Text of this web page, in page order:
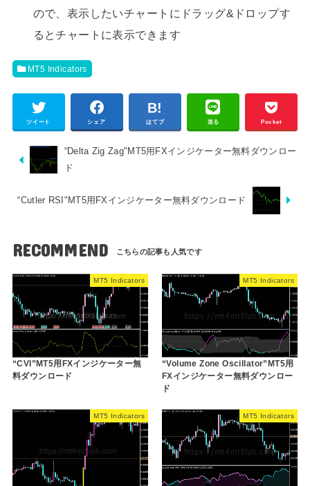
ので、表示したいチャートにドラッグ&ドロップす
るとチャートに表示できます
MT5 Indicators
ツイート シェア はてブ 送る Pocket
“Delta Zig Zag"MT5用FXインジケーター無料ダウンロー
ド
“Cutler RSI"MT5用FXインジケーター無料ダウンロード
RECOMMEND
MT5 Indicators
“CVI”MT5用FXインジケーター無
料ダウンロード
MT5 Indicators
“Volume Zone Oscillator”MT5用
FXインジケーター無料ダウンロー
ド
MT5 Indicators MT5 Indicators